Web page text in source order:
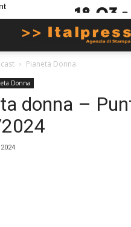
Pianeta Donna
Donna
donna –